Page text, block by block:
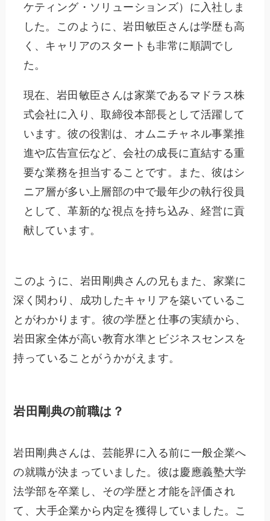
ケティング・ソリューションズ）に入社しま
した。このように、岩田敏臣さんは学歴も高
く、キャリアのスタートも非常に順調でし
た。
現在、岩田敏臣さんは家業であるマドラス株
式会社に入り、取締役本部長として活躍して
います。彼の役割は、オムニチャネル事業推
進や広告宣伝など、会社の成長に直結する重
要な業務を担当することです。また、彼はシ
ニア層が多い上層部の中で最年少の執行役員
として、革新的な視点を持ち込み、経営に貢
献しています。
このように、岩田剛典さんの兄もまた、家業に
深く関わり、成功したキャリアを築いているこ
とがわかります。彼の学歴と仕事の実績から、
岩田家全体が高い教育水準とビジネスセンスを
持っていることがうかがえます。
岩田剛典の前職は？
岩田剛典さんは、芸能界に入る前に一般企業へ
の就職が決まっていました。彼は慶應義塾大学
法学部を卒業し、その学歴と才能を評価され
て、大手企業から内定を獲得していました。こ